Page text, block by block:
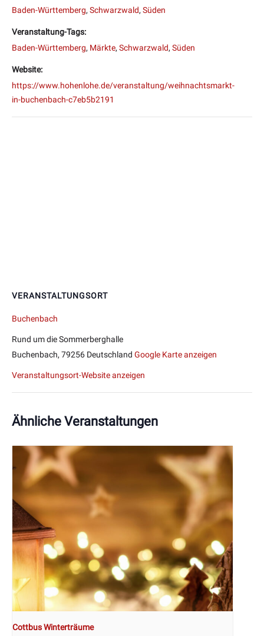
Baden-Württemberg, Schwarzwald, Süden
Veranstaltung-Tags:
Baden-Württemberg, Märkte, Schwarzwald, Süden
Website:
https://www.hohenlohe.de/veranstaltung/weihnachtsmarkt-
in-buchenbach-c7eb5b2191
VERANSTALTUNGSORT
Buchenbach
Rund um die Sommerberghalle
Buchenbach, 79256 Deutschland Google Karte anzeigen
Veranstaltungsort-Website anzeigen
Ähnliche Veranstaltungen
Cottbus Winterträume